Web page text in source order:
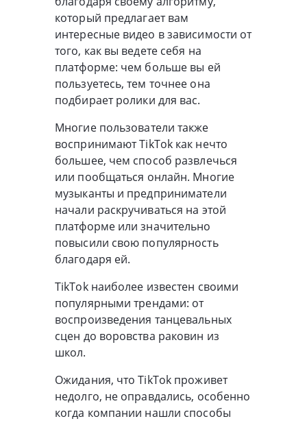
который предлагает вам
интересные видео в зависимости от
того, как вы ведете себя на
платформе: чем больше вы ей
пользуетесь, тем точнее она
подбирает ролики для вас.
Многие пользователи также
воспринимают TikTok как нечто
большее, чем способ развлечься
или пообщаться онлайн. Многие
музыканты и предприниматели
начали раскручиваться на этой
платформе или значительно
повысили свою популярность
благодаря ей.
TikTok наиболее известен своими
популярными трендами: от
воспроизведения танцевальных
сцен до воровства раковин из
школ.
Ожидания, что TikTok проживет
недолго, не оправдались, особенно
когда компании нашли способы